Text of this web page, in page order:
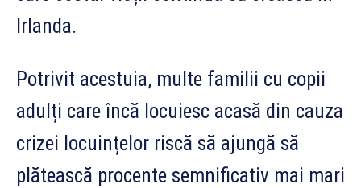
Irlanda.
Potrivit acestuia, multe familii cu copii
adulți care încă locuiesc acasă din cauza
crizei locuințelor riscă să ajungă să
plătească procente semnificativ mai mari